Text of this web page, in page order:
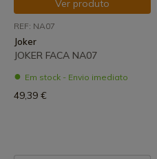
Ver produto
REF: NA07
Joker
JOKER FACA NA07
Em stock - Envio imediato
49,39 €